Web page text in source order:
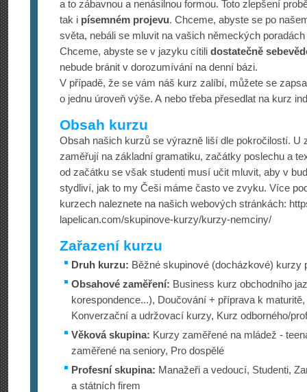
a to zábavnou a nenásilnou formou. Toto zlepšení
tak i písemném projevu. Chceme, abyste se po
světa, nebáli se mluvit na vašich německých
Chceme, abyste se v jazyku cítili dostatečně
nebude bránit v dorozumívání na denní bázi.
V případě, že se vám náš kurz zalíbí, můžete se
o jednu úroveň výše. A nebo třeba přesedlat na kurz
Obsah kurzu
Obsah našich kurzů se výrazně liší dle pokročilostí. U
zaměřují na základní gramatiku, začátky poslechu a
od začátku se však studenti musí učit mluvit, aby v
stydliví, jak to my Češi máme často ve zvyku. Více
kurzech naleznete na našich webových stránkách:
lapelican.com/sku­pinove-kurzy/kurzy-nemciny/
Zařazení kurzu
Druh kurzu: Běžné skupinové (docházkové) kurzy
Obsahové zaměření: Business kurz obchodního
korespondence...), Doučování + příprava k
Konverzační a udržovací kurzy, Kurz odborného/
Věková skupina: Kurzy zaměřené na mládež -
zaměřené na seniory, Pro dospělé
Profesní skupina: Manažeři a vedoucí, Studenti,
a státních firem